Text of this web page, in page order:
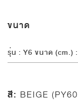
ขนาด
สี: BEIGE